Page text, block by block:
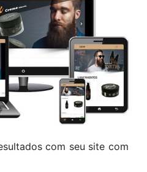
com seu site com